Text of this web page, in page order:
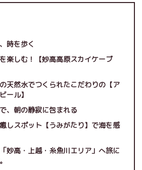
時を歩く
楽しむ！【妙高高原スカイケーブ
天然水でつくられたこだわりの【ア
ール】
、朝の静寂に包まれる
しスポット【うみがたり】で海を感
妙高・上越・糸魚川エリア」へ旅に